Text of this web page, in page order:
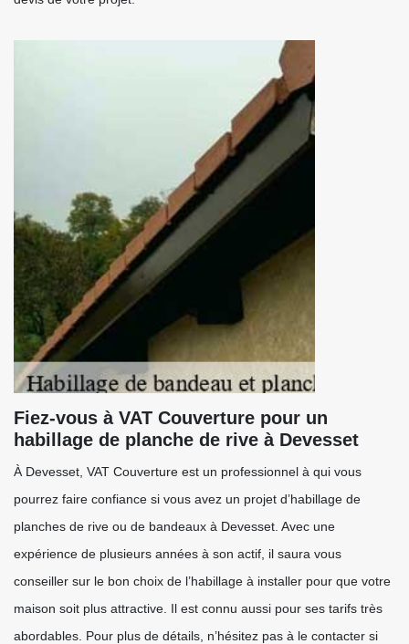
Fiez-vous à VAT Couverture pour un
habillage de planche de rive à Devesset
À Devesset, VAT Couverture est un professionnel à qui vous
pourrez faire confiance si vous avez un projet d’habillage de
planches de rive ou de bandeaux à Devesset. Avec une
expérience de plusieurs années à son actif, il saura vous
conseiller sur le bon choix de l’habillage à installer pour que votre
maison soit plus attractive. Il est connu aussi pour ses tarifs très
abordables. Pour plus de détails, n’hésitez pas à le contacter si